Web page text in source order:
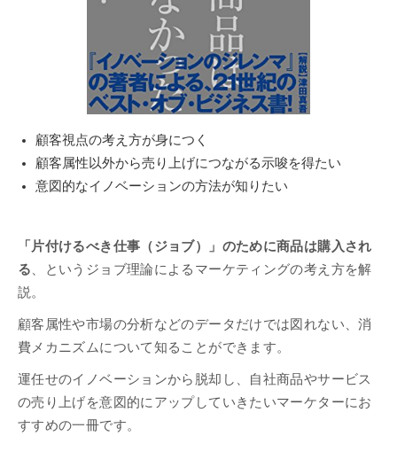
顧客視点の考え方が身につく
顧客属性以外から売り上げにつながる示唆を得たい
意図的なイノベーションの方法が知りたい
「片付けるべき仕事（ジョブ）」のために商品は購入され
る、というジョブ理論によるマーケティングの考え方を解
説。
顧客属性や市場の分析などのデータだけでは図れない、消
費メカニズムについて知ることができます。
運任せのイノベーションから脱却し、自社商品やサービス
の売り上げを意図的にアップしていきたいマーケターにお
すすめの一冊です。